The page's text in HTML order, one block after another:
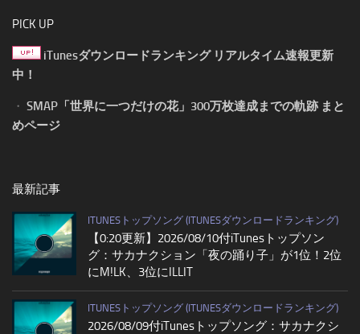
PICK UP
iTunesダウンロードランキング リアルタイム速報更新
中！
・ SMAP「世界に一つだけの花」300万枚達成までの軌跡 まと
めページ
最新記事
ITUNESトップソング (ITUNESダウンロードランキング)
【0:20更新】2026/08/10付iTunesトップソン
グ：サカナクション「夜の踊り子」が1位！2位
にM!LK、3位にILLIT
ITUNESトップソング (ITUNESダウンロードランキング)
2026/08/09付iTunesトップソング：サカナクシ